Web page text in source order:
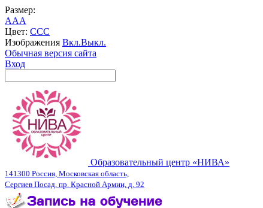
Размер:
AAA
Цвет: CCC
Изображения Вкл.Выкл.
Обычная версия сайта
Вход
Образовательный центр «НИВА»
141300 Россия, Московская область,
Сергиев Посад, пр. Красной Армии, д. 92